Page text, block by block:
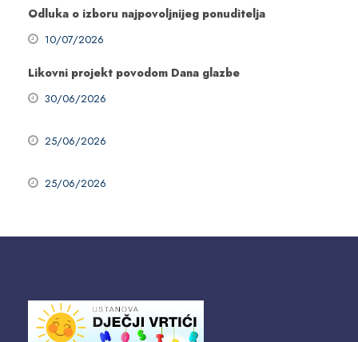
Odluka o izboru najpovoljnijeg ponuditelja
10/07/2026
Likovni projekt povodom Dana glazbe
30/06/2026
25/06/2026
25/06/2026